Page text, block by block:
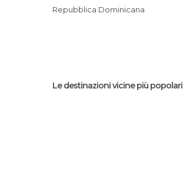
Repubblica Dominicana
Le destinazioni vicine più popolari